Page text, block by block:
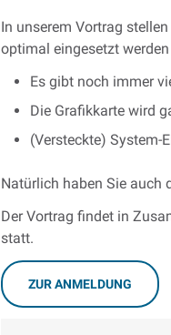
In unserem Vortrag
optimal eingesetzt
Es gibt noch immer
Die Grafikkarte wird
(Versteckte) System-
Natürlich haben Sie auch
Der Vortrag findet in
statt.
ZUR ANMELDUNG